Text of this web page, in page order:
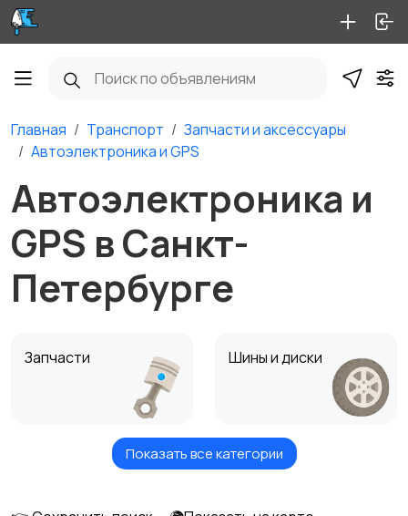
Главная Транспорт
Запчасти и аксессуары
Автоэлектроника и GPS
Автоэлектроника и
GPS в Санкт-
Петербурге
Запчасти Шины и диски
Масла и автохимия
Автоэлектроника и
Показать все категории